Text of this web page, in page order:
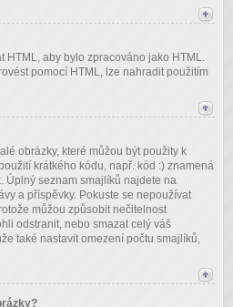
HTML, aby bylo zpracováno jako HTML.
pomocí HTML, lze nahradit použitím
obrázky, které můžou být použity k
krátkého kódu, např. kód :) znamená
Úplný seznam smajlíků najdete na
a příspěvky. Pokuste se nepoužívat
můžou způsobit nečitelnost
odstranit, nebo smazat celý váš
také nastavit omezení počtu smajlíků,